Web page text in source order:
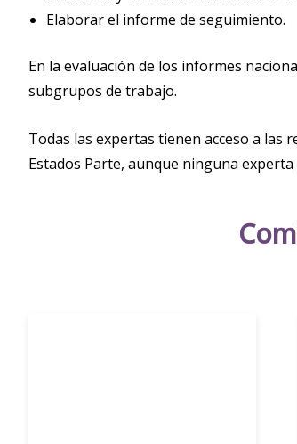
Elaborar el informe de seguimiento.
En la evaluación de los informes
subgrupos de trabajo.
Todas las expertas tienen acceso a las
Estados Parte, aunque ninguna